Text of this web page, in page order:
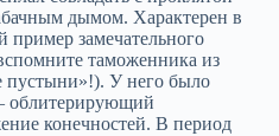
дымом. Характерен в
замечательного
таможенника из
пустыни»!). У него было
облитерирующий
конечностей. В период